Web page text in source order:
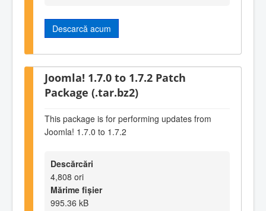
Descarcă acum
Joomla! 1.7.0 to 1.7.2 Patch
Package (.tar.bz2)
This package is for performing updates from
Joomla! 1.7.0 to 1.7.2
Descărcări
4,808 ori
Mărime fișier
995.36 kB